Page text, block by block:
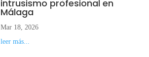
intrusismo profesional en
Málaga
Mar 18, 2026
leer más...